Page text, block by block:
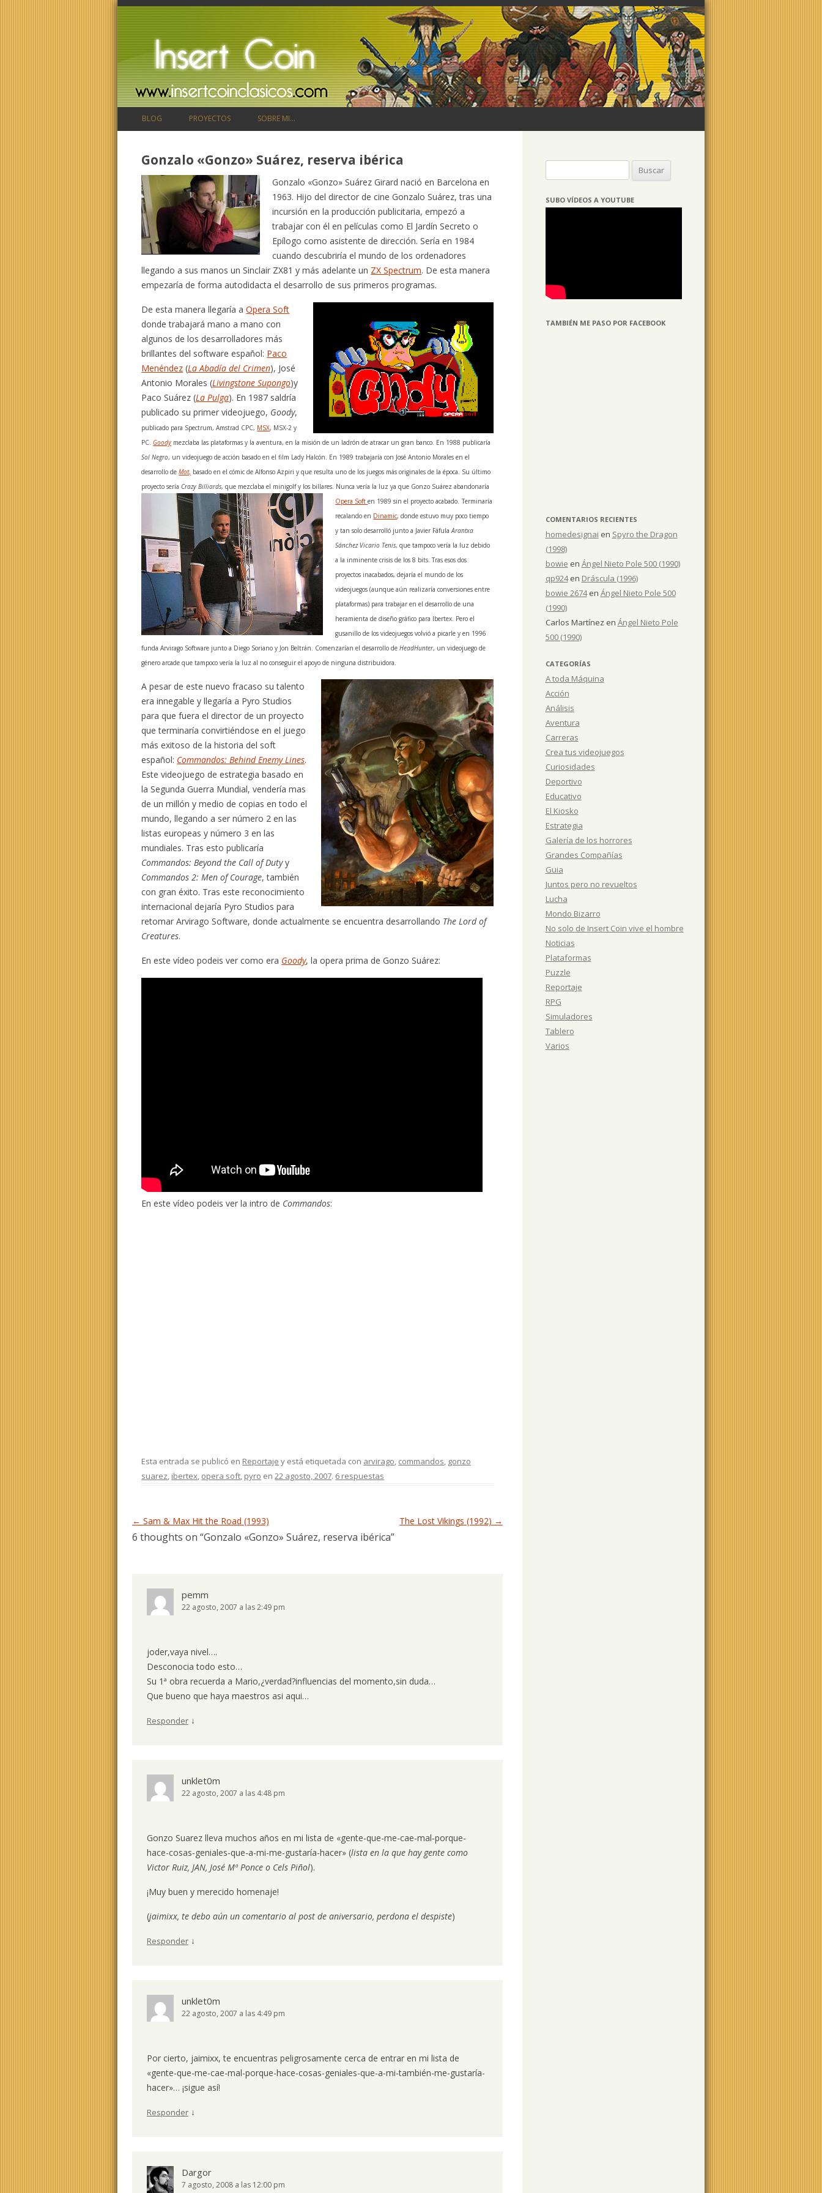
BLOG PROYECTOS SOBRE MI…
Gonzalo «Gonzo» Suárez, reserva ibérica
Gonzalo «Gonzo» Suárez Girard nació en Barcelona en
1963. Hijo del director de cine Gonzalo Suárez, tras una
incursión en la producción publicitaria, empezó a
trabajar con él en películas como El Jardín Secreto o
Epílogo como asistente de dirección. Sería en 1984
cuando descubriría el mundo de los ordenadores
llegando a sus manos un Sinclair ZX81 y más adelante un ZX Spectrum. De esta manera
empezaría de forma autodidacta el desarrollo de sus primeros programas.
De esta manera llegaría aOpera Soft
donde trabajará mano a mano con
algunos de los desarrolladores más
brillantes del software español: Paco
Menéndez (La Abadía del Crimen), José
Antonio Morales (Livingstone Supongo)y
Paco Suárez (La Pulga). En 1987 saldría
publicado su primer videojuego, Goody,
publicado para Spectrum, Amstrad CPC, MSX, MSX-2 y
PC.Goody mezclaba las plataformas y la aventura, en la misión de un ladrón de atracar un gran banco. En 1988 publicaría
Sol Negro, un videojuego de acción basado en el film Lady Halcón. En 1989 trabajaría con José Antonio Morales en el
desarrollo deMot, basado en el cómic de Alfonso Azpiri y que resulta uno de los juegos más originales de la época. Su último
proyecto seríaCrazy Billiards, que mezclaba el minigolf y los billares. Nunca vería la luz ya que Gonzo Suárez abandonaría
Opera Soften 1989 sin el proyecto acabado. Terminaría
recalando en Dinamic, donde estuvo muy poco tiempo
y tan solo desarrolló junto a Javier FáfulaArantxa
Sánchez Vicario Tenis, que tampoco vería la luz debido
a la inminente crisis de los 8 bits. Tras esos dos
proyectos inacabados, dejaría el mundo de los
videojuegos (aunque aún realizaría conversiones entre
plataformas) para trabajar en el desarrollo de una
heramienta de diseño gráfico para Ibertex. Pero el
gusanillo de los videojuegos volvió a picarle y en 1996
funda Arvirago Software junto a Diego Soriano y Jon Beltrán. Comenzarían el desarrollo deHeadHunter, un videojuego de
género arcade que tampoco vería la luz al no conseguir el apoyo de ninguna distribuidora.
A pesar de este nuevo fracaso su talento
era innegable y llegaría a Pyro Studios
para que fuera el director de un proyecto
que terminaría convirtiéndose en el juego
más exitoso de la historia del soft
español: Commandos: Behind Enemy Lines.
Este videojuego de estrategia basado en
la Segunda Guerra Mundial, vendería mas
de un millón y medio de copias en todo el
mundo, llegando a ser número 2 en las
listas europeas y número 3 en las
mundiales. Tras esto publicaría
Commandos: Beyond the Call of Dutyy
Commandos 2: Men of Courage, también
con gran éxito. Tras este reconocimiento
internacional dejaría Pyro Studios para
retomar Arvirago Software, donde actualmente se encuentra desarrollando The Lord of
Creatures.
En este vídeo podeis ver como era Goody, la opera prima de Gonzo Suárez:
En este vídeo podeis ver la intro de Commandos:
Esta entrada se publicó en Reportaje y está etiquetada con arvirago, commandos, gonzo
suarez, ibertex, opera soft, pyro en22 agosto, 2007. 6 respuestas
Navegación de entradas
← Sam & Max Hit the Road (1993) The Lost Vikings (1992) →
6 thoughts on “Gonzalo «Gonzo» Suárez, reserva ibérica”
pemm
22 agosto, 2007 a las 2:49 pm
joder,vaya nivel….
Desconocia todo esto…
Su 1ª obra recuerda a Mario,¿verdad?influencias del momento,sin duda…
Que bueno que haya maestros asi aqui…
Responder ↓
unklet0m
22 agosto, 2007 a las 4:48 pm
Gonzo Suarez lleva muchos años en mi lista de «gente-que-me-cae-mal-porque-
hace-cosas-geniales-que-a-mi-me-gustaría-hacer» (lista en la que hay gente como
Victor Ruiz, JAN, José Mª Ponce o Cels Piñol).
¡Muy buen y merecido homenaje!
(jaimixx, te debo aún un comentario al post de aniversario, perdona el despiste)
Responder ↓
unklet0m
22 agosto, 2007 a las 4:49 pm
Por cierto, jaimixx, te encuentras peligrosamente cerca de entrar en mi lista de
«gente-que-me-cae-mal-porque-hace-cosas-geniales-que-a-mi-también-me-gustaría-
hacer»… ¡sigue así!
Responder ↓
Dargor
7 agosto, 2008 a las 12:00 pm
SUBO VÍDEOS A YOUTUBE
TAMBIÉN ME PASO POR FACEBOOK
COMENTARIOS RECIENTES
homedesignai en Spyro the Dragon
(1998)
bowie en Ángel Nieto Pole 500 (1990)
qp924en Dráscula (1996)
bowie 2674en Ángel Nieto Pole 500
(1990)
Carlos Martínez en Ángel Nieto Pole
500 (1990)
CATEGORÍAS
A toda Máquina
Acción
Análisis
Aventura
Carreras
Crea tus videojuegos
Curiosidades
Deportivo
Educativo
El Kiosko
Estrategia
Galería de los horrores
Grandes Compañías
Guia
Juntos pero no revueltos
Lucha
Mondo Bizarro
No solo de Insert Coin vive el hombre
Noticias
Plataformas
Puzzle
Reportaje
RPG
Simuladores
Tablero
Varios